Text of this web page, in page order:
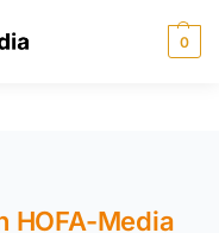
0
HOFA-Media